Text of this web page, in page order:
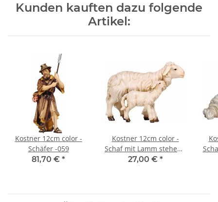
Kunden kauften dazu folgende
Artikel:
Kostner 12cm color -
Schäfer -059
81,70 € *
Kostner 12cm color -
Schaf mit Lamm stehend
-279
27,00 € *